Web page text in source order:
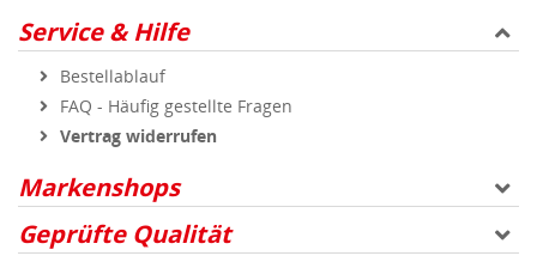
Service & Hilfe
Bestellablauf
FAQ - Häufig gestellte Fragen
Vertrag widerrufen
Markenshops
Geprüfte Qualität